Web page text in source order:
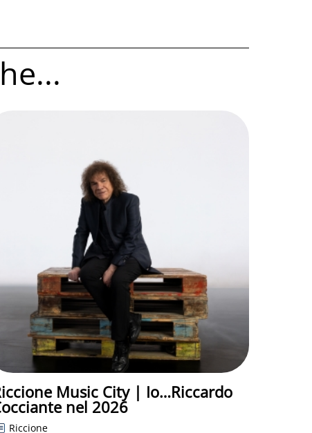
Music City | Io…Riccardo
nel 2026
Riccione